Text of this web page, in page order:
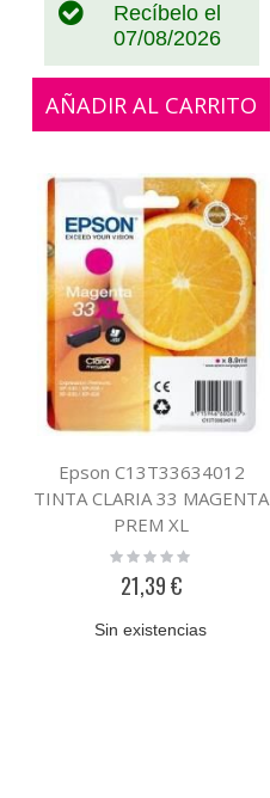
Recíbelo el
07/08/2026
AÑADIR AL CARRITO
Epson C13T33634012
TINTA CLARIA 33 MAGENTA
PREM XL
Rating:
21,39 €
Sin existencias